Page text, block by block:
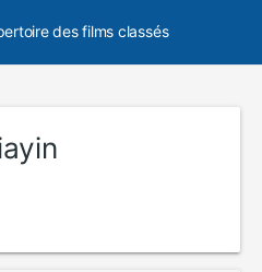
des films classés